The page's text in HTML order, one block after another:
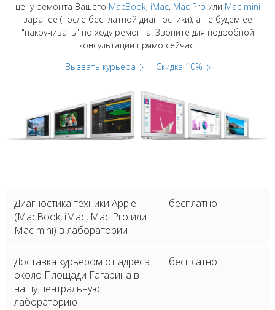
цену ремонта Вашего MacBook, iMac, Mac Pro или Mac mini
заранее (после бесплатной диагностики), а не будем ее
"накручивать" по ходу ремонта. Звоните для подробной
консультации прямо сейчас!
Вызвать курьера
Скидка 10%
Диагностика техники Apple
(MacBook, iMac, Mac Pro или
Mac mini) в лаборатории
бесплатно
Доставка курьером от адреса
около Площади Гагарина в
нашу центральную
лабораторию
бесплатно